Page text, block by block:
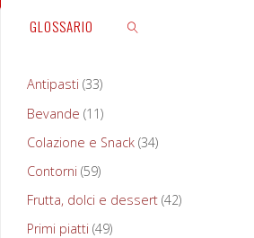
GLOSSARIO
Antipasti (33)
Bevande (11)
Colazione e Snack(34)
Contorni (59)
Frutta, dolci e dessert(42)
Primi piatti (49)